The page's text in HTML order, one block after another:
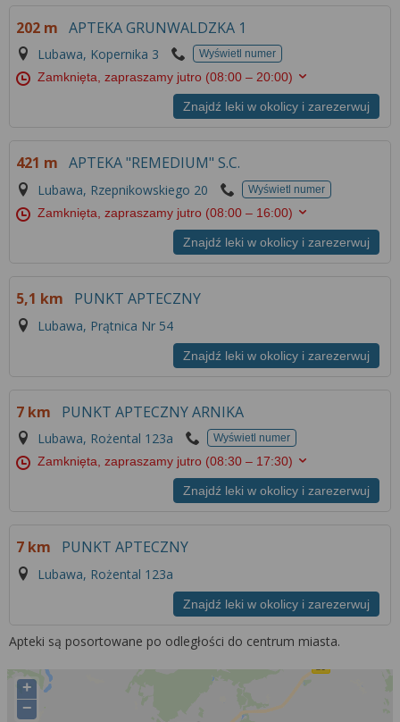
202 m APTEKA GRUNWALDZKA 1
Lubawa, Kopernika 3 Wyświetl numer
Zamknięta, zapraszamy jutro (08:00 – 20:00)
Znajdź leki w okolicy i zarezerwuj
421 m APTEKA "REMEDIUM" S.C.
Lubawa, Rzepnikowskiego 20 Wyświetl numer
Zamknięta, zapraszamy jutro (08:00 – 16:00)
Znajdź leki w okolicy i zarezerwuj
5,1 km PUNKT APTECZNY
Lubawa, Prątnica Nr 54
Znajdź leki w okolicy i zarezerwuj
7 km PUNKT APTECZNY ARNIKA
Lubawa, Rożental 123a Wyświetl numer
Zamknięta, zapraszamy jutro (08:30 – 17:30)
Znajdź leki w okolicy i zarezerwuj
7 km PUNKT APTECZNY
Lubawa, Rożental 123a
Znajdź leki w okolicy i zarezerwuj
Apteki są posortowane po odległości do centrum miasta.
+
−
narzędzi zewnętrznych w naszym serwisie
znajdziesz wRegulaminie Serwisu.